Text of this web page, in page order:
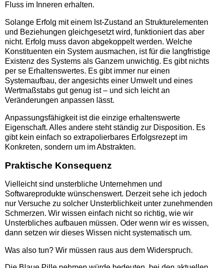
Fluss im Inneren erhalten.
Solange Erfolg mit einem Ist-Zustand an Strukturelementen
und Beziehungen gleichgesetzt wird, funktioniert das aber
nicht. Erfolg muss davon abgekoppelt werden. Welche
Konstituenten ein System ausmachen, ist für die langfristige
Existenz des Systems als Ganzem unwichtig. Es gibt nichts
per se Erhaltenswertes. Es gibt immer nur einen
Systemaufbau, der angesichts einer Umwelt und eines
Wertmaßstabs gut genug ist – und sich leicht an
Veränderungen anpassen lässt.
Anpassungsfähigkeit ist die einzige erhaltenswerte
Eigenschaft. Alles andere steht ständig zur Disposition. Es
gibt kein einfach so extrapolierbares Erfolgsrezept im
Konkreten, sondern um im Abstrakten.
Praktische Konsequenz
Vielleicht sind unsterbliche Unternehmen und
Softwareprodukte wünschenswert. Derzeit sehe ich jedoch
nur Versuche zu solcher Unsterblichkeit unter zunehmenden
Schmerzen. Wir wissen einfach nicht so richtig, wie wir
Unsterbliches aufbauen müssen. Oder wenn wir es wissen,
dann setzen wir dieses Wissen nicht systematisch um.
Was also tun? Wir müssen raus aus dem Widerspruch.